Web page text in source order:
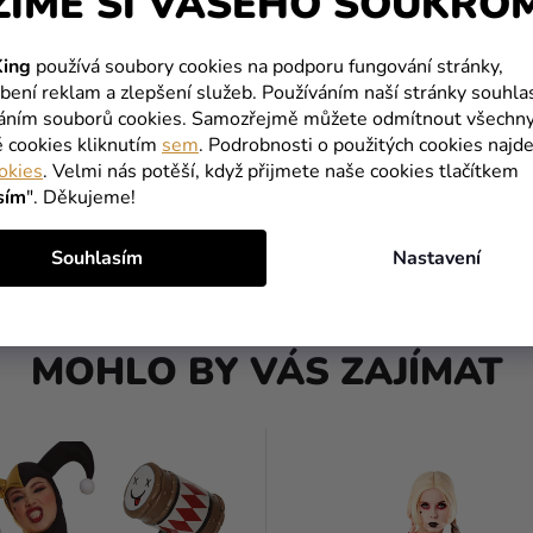
používá soubory cookies na podporu fungování stránky,
reklam a zlepšení služeb. Používáním naší stránky
souborů cookies. Samozřejmě můžete odmítnout
kliknutím sem. Podrobnosti o použitých cookies
. Velmi nás potěší, když přijmete naše cookies tlačítkem
". Děkujeme!
Nastavení
Souhlasím
Quinn - dámsky
DETAIL
Dámský kostým - Harley
759 Kč
869 Kč
MOHLO BY VÁS ZAJÍMAT